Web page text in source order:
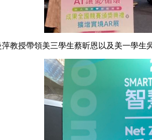
教授帶領美三學生蔡昕恩以及美一學生